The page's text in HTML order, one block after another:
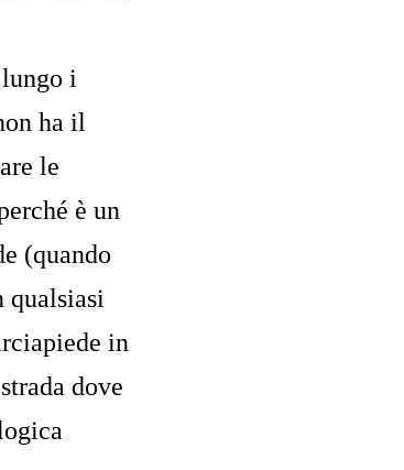
i
ha il
le
è un
(quando
qualsiasi
in
dove